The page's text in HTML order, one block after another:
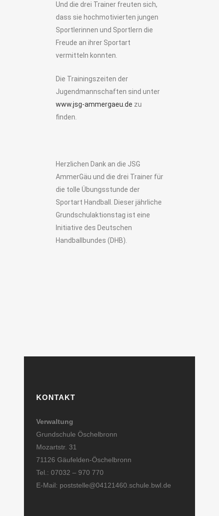
Und die drei Trainer freuten sich,
dass sie hochmotivierten jungen
Sportlerinnen und Sportlern die
Freude an ihrer Sportart
vermitteln konnten.
Die Trainingszeiten der
Jugendmannschaften sind unter
www.jsg-ammergaeu.de zu
finden.
Herzlichen Dank an die JSG
AmmerGäu und die drei Trainer für
die tolle Übungsstunde der
Sportart Handball. Dieser jährliche
Grundschulaktionstag ist eine
Initiative des Deutschen
Handballbundes (DHB).
KONTAKT
Verwaltung
Grundschule Öschelbronn
Mozartstr. 31
71126 Gäufelden-Öschelbronn
Tel.: 07032 – 970 770
E-Mail: poststelle@04121460.schule.bwl.de